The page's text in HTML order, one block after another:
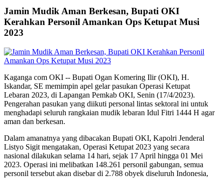
Jamin Mudik Aman Berkesan, Bupati OKI
Kerahkan Personil Amankan Ops Ketupat Musi
2023
Kaganga com OKI -- Bupati Ogan Komering Ilir (OKI), H.
Iskandar, SE memimpin apel gelar pasukan Operasi Ketupat
Lebaran 2023, di Lapangan Pemkab OKI, Senin (17/4/2023).
Pengerahan pasukan yang diikuti personal lintas sektoral ini untuk
menghadapi seluruh rangkaian mudik lebaran Idul Fitri 1444 H agar
aman dan berkesan.
Dalam amanatnya yang dibacakan Bupati OKI, Kapolri Jenderal
Listyo Sigit mengatakan, Operasi Ketupat 2023 yang secara
nasional dilakukan selama 14 hari, sejak 17 April hingga 01 Mei
2023. Operasi ini melibatkan 148.261 personil gabungan, semua
personil tersebut akan disebar di 2.788 obyek diseluruh Indonesia,